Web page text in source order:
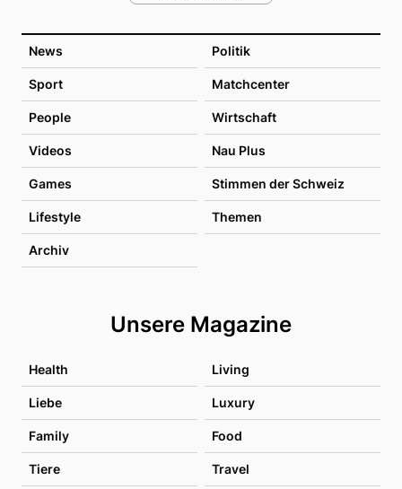
News Politik
Sport Matchcenter
People Wirtschaft
Videos Nau Plus
Games Stimmen der Schweiz
Lifestyle Themen
Archiv
Unsere Magazine
Health Living
Liebe Luxury
Family Food
Tiere Travel